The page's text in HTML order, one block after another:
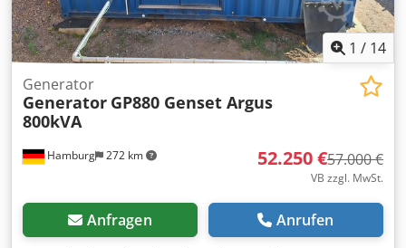
1 / 14
Hamburg 272 km
Generator
Generator GP880 Genset Argus
800kVA
52.250 €57.000 €
VB zzgl. MwSt.
Anfragen Anrufen